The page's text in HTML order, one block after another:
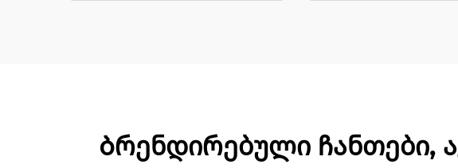
Ბრენდირებული ჩანთები,